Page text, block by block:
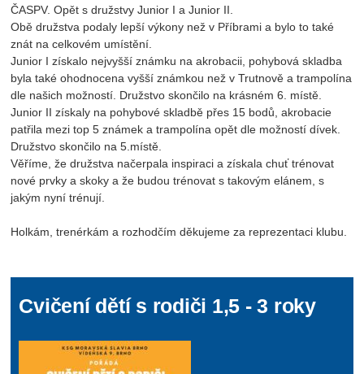
ČASPV. Opět s družstvy Junior I a Junior II.
Obě družstva podaly lepší výkony než v Příbrami a bylo to také
znát na celkovém umístění.
Junior I získalo nejvyšší známku na akrobacii, pohybová skladba
byla také ohodnocena vyšší známkou než v Trutnově a trampolína
dle našich možností. Družstvo skončilo na krásném 6. místě.
Junior II získaly na pohybové skladbě přes 15 bodů, akrobacie
patřila mezi top 5 známek a trampolína opět dle možností dívek.
Družstvo skončilo na 5.místě.
Věříme, že družstva načerpala inspiraci a získala chuť trénovat
nové prvky a skoky a že budou trénovat s takovým elánem, s
jakým nyní trénují.
Holkám, trenérkám a rozhodčím děkujeme za reprezentaci klubu.
Cvičení dětí s rodiči 1,5 - 3 roky